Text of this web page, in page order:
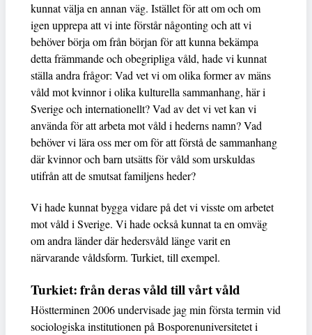
kunnat välja en annan väg. Istället för att om och om
igen upprepa att vi inte förstår någonting och att vi
behöver börja om från början för att kunna bekämpa
detta främmande och obegripliga våld, hade vi kunnat
ställa andra frågor: Vad vet vi om olika former av mäns
våld mot kvinnor i olika kulturella sammanhang, här i
Sverige och internationellt? Vad av det vi vet kan vi
använda för att arbeta mot våld i hederns namn? Vad
behöver vi lära oss mer om för att förstå de sammanhang
där kvinnor och barn utsätts för våld som urskuldas
utifrån att de smutsat familjens heder?
Vi hade kunnat bygga vidare på det vi visste om arbetet
mot våld i Sverige. Vi hade också kunnat ta en omväg
om andra länder där hedersvåld länge varit en
närvarande våldsform. Turkiet, till exempel.
Turkiet: från deras våld till vårt våld
Höstterminen 2006 undervisade jag min första termin vid
sociologiska institutionen på Bosporenuniversitetet i